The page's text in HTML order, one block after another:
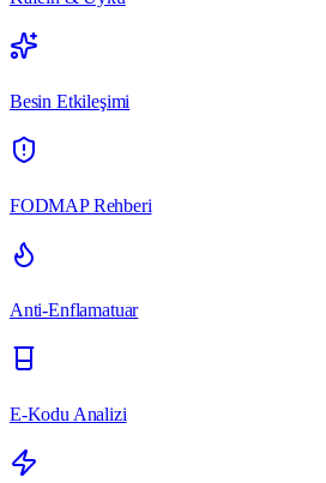
Besin Etkileşimi
FODMAP Rehberi
Anti-Enflamatuar
E-Kodu Analizi